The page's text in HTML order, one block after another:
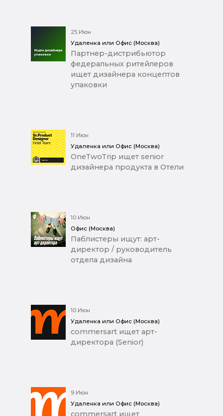
25 Июн
Удаленка или Офис (Москва)
Партнер-дистрибьютор
федеральных ритейлеров
ищет дизайнера концептов
упаковки
11 Июн
Удаленка или Офис (Москва)
OneTwoTrip ищет senior
дизайнера продукта в Отели
10 Июн
Офис (Москва)
Паблистеры ищут: арт-
директор / руководитель
отдела дизайна
10 Июн
Удаленка или Офис (Москва)
commersart ищет арт-
директора (Senior)
9 Июн
Удаленка или Офис (Москва)